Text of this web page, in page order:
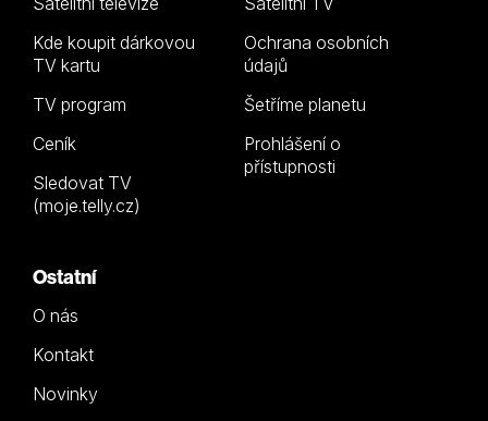
Kde koupit dárkovou
TV kartu
TV program
Ceník
Sledovat TV
(moje.telly.cz)
Ochrana osobních
údajů
Šetříme planetu
Prohlášení o
přístupnosti
Ostatní
O nás
Kontakt
Novinky